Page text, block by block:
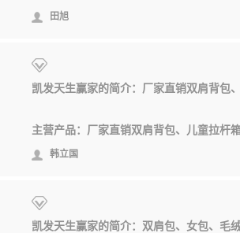
田旭
凯发天生赢家的简介：厂家直销双肩背包
主营产品：厂家直销双肩背包、儿童拉杆
韩立国
凯发天生赢家的简介：双肩包、女包、毛